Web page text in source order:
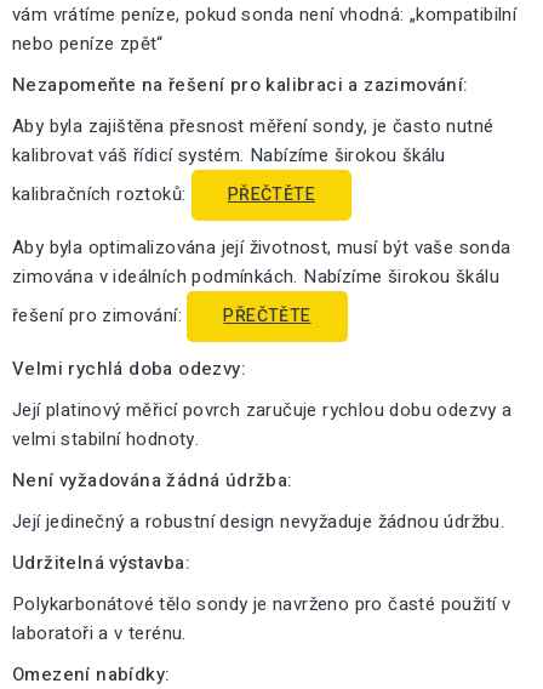
vám vrátíme peníze, pokud sonda není vhodná: „kompatibilní
nebo peníze zpět“
Nezapomeňte na řešení pro kalibraci a zazimování:
Aby byla zajištěna přesnost měření sondy, je často nutné
kalibrovat váš řídicí systém. Nabízíme širokou škálu
kalibračních roztoků:
PŘEČTĚTE
Aby byla optimalizována její životnost, musí být vaše sonda
zimována v ideálních podmínkách. Nabízíme širokou škálu
řešení pro zimování:
PŘEČTĚTE
Velmi rychlá doba odezvy:
Její platinový měřicí povrch zaručuje rychlou dobu odezvy a
velmi stabilní hodnoty.
Není vyžadována žádná údržba:
Její jedinečný a robustní design nevyžaduje žádnou údržbu.
Udržitelná výstavba:
Polykarbonátové tělo sondy je navrženo pro časté použití v
laboratoři a v terénu.
Omezení nabídky: